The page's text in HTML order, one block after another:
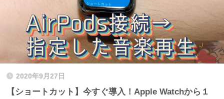
2020年9月27日
【ショートカット】今すぐ導入！Apple Watchから１